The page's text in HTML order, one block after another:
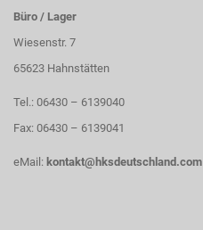
Büro / Lager
Wiesenstr. 7
65623 Hahnstätten
Tel.: 06430 – 6139040
Fax: 06430 – 6139041
eMail: kontakt@hksdeutschland.com